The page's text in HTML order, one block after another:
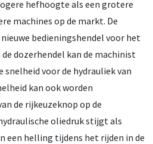
hefhoogte als een grotere
machines op de markt. De
bedieningshendel voor het
dozerhendel kan de machinist
snelheid voor de hydrauliek van
kan ook worden
de rijkeuzeknop op de
oliedruk stijgt als
een helling tijdens het rijden in de